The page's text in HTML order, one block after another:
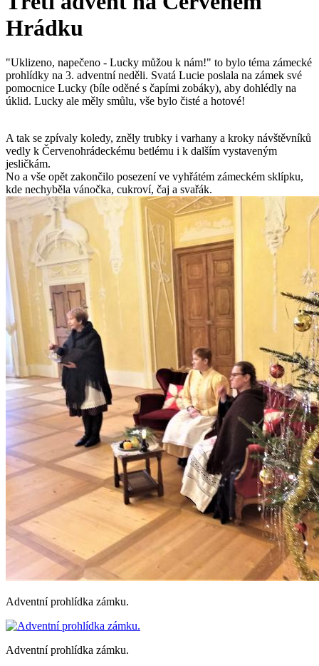
Hrádku
"Uklizeno, napečeno - Lucky můžou k nám!" to bylo téma zámecké
prohlídky na 3. adventní neděli. Svatá Lucie poslala na zámek své
pomocnice Lucky (bíle oděné s čapími zobáky), aby dohlédly na
úklid. Lucky ale měly smůlu, vše bylo čisté a hotové!
A tak se zpívaly koledy, zněly trubky i varhany a kroky návštěvníků
vedly k Červenohrádeckému betlému i k dalším vystaveným
jesličkám.
No a vše opět zakončilo posezení ve vyhřátém zámeckém sklípku,
kde nechyběla vánočka, cukroví, čaj a svařák.
Adventní prohlídka zámku.
Adventní prohlídka zámku.